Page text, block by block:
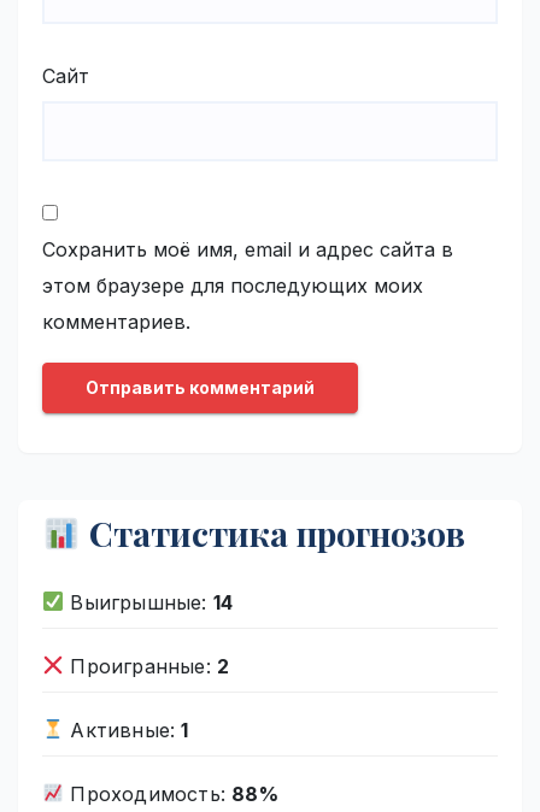
Сайт
Сохранить моё имя, email и адрес сайта в
этом браузере для последующих моих
комментариев.
Статистика прогнозов
Выигрышные: 14
Проигранные: 2
Активные:1
Проходимость: 88%